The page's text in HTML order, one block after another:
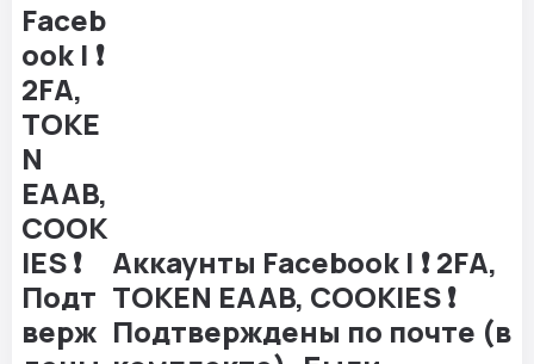
Аккаунты Facebook | ❗️ 2FA,
TOKEN EAAB, COOKIES ❗️
Подтверждены по почте (в